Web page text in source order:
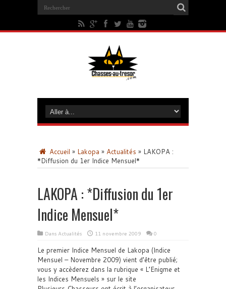
Accueil » Lakopa » Actualités » LAKOPA :
*Diffusion du 1er Indice Mensuel*
LAKOPA : *Diffusion du 1er
Indice Mensuel*
Dans Actualités 11 novembre 2009 0
Le premier Indice Mensuel de Lakopa (Indice
Mensuel – Novembre 2009) vient d’être publié;
vous y accèderez dans la rubrique « L’Enigme et
les Indices Mensuels » sur le site